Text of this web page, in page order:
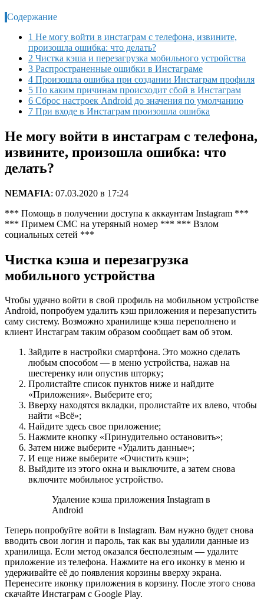
Содержание
1 Не могу войти в инстаграм с телефона, извините,
произошла ошибка: что делать?
2 Чистка кэша и перезагрузка мобильного устройства
3 Распространенные ошибки в Инстаграме
4 Произошла ошибка при создании Инстаграм профиля
5 По каким причинам происходит сбой в Инстаграм
6 Сброс настроек Android до значения по умолчанию
7 При входе в Инстаграм произошла ошибка
Не могу войти в инстаграм с телефона,
извините, произошла ошибка: что
делать?
NEMAFIA: 07.03.2020 в 17:24
*** Помощь в получении доступа к аккаунтам Instagram ***
*** Примем СМС на утеряный номер *** *** Взлом
социальных сетей ***
Чистка кэша и перезагрузка
мобильного устройства
Чтобы удачно войти в свой профиль на мобильном устройстве
Android, попробуем удалить кэш приложения и перезапустить
саму систему. Возможно хранилище кэша переполнено и
клиент Инстаграм таким образом сообщает вам об этом.
Зайдите в настройки смартфона. Это можно сделать
любым способом — в меню устройства, нажав на
шестеренку или опустив шторку;
Пролистайте список пунктов ниже и найдите
«Приложения». Выберите его;
Вверху находятся вкладки, пролистайте их влево, чтобы
найти «Всё»;
Найдите здесь свое приложение;
Нажмите кнопку «Принудительно остановить»;
Затем ниже выберите «Удалить данные»;
И еще ниже выберите «Очистить кэш»;
Выйдите из этого окна и выключите, а затем снова
включите мобильное устройство.
Удаление кэша приложения Instagram в
Android
Теперь попробуйте войти в Instagram. Вам нужно будет снова
вводить свои логин и пароль, так как вы удалили данные из
хранилища. Если метод оказался бесполезным — удалите
приложение из телефона. Нажмите на его иконку в меню и
удерживайте её до появления корзины вверху экрана.
Перенесите иконку приложения в корзину. После этого снова
скачайте Инстаграм с Google Play.